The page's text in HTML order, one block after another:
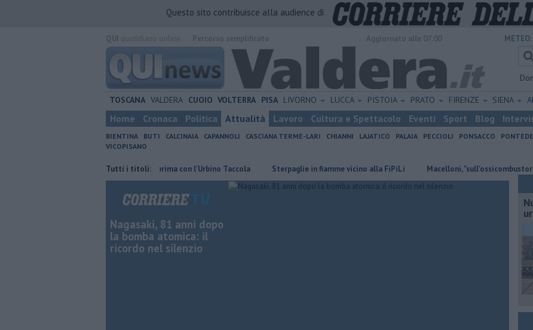
Questo sito contribuisce alla audience di
METEO:
TOSCANA VALDERA CUOIO VOLTERRA PISA LIVORNO LUCCA PISTOIA PRATO FIRENZE SIENA
Home Cronaca Politica Attualità Lavoro Cultura e Spettacolo Eventi Sport Blog
BIENTINA BUTI CALCINAIA CAPANNOLI CASCIANA TERME-LARI CHIANNI LAJATICO PALAIA PECCIOLI PONSACCO
VICOPISANO
Tutti i titoli:
​Granata, buona la prima con l’Urbino Taccola Sterpaglie in fiamme vicino alla FiPiLi Macelloni, "sull'ossicombustore
Nagasaki, 81 anni dopo
la bomba atomica: il
ricordo nel silenzio